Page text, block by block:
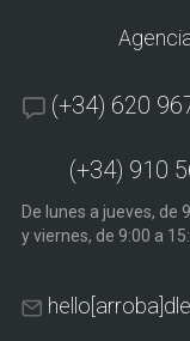
(+34) 620
(+34) 910
De lunes a jueves, de
y viernes, de 9:00 a